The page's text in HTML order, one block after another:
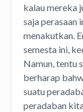
kalau mereka
saja perasaan
menakutkan.
semesta ini,
Namun, tentu
berharap
suatu
peradaban